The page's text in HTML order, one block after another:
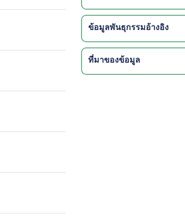
ข้อมูลพันธุกรรมอ้างอิง
ที่มาของข้อมูล